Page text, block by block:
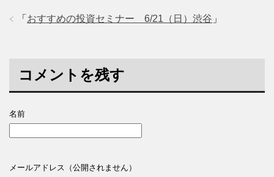
「 おすすめの投資セミナー 6/21（日）渋谷 」
コメントを残す
名前
メールアドレス（公開されません）